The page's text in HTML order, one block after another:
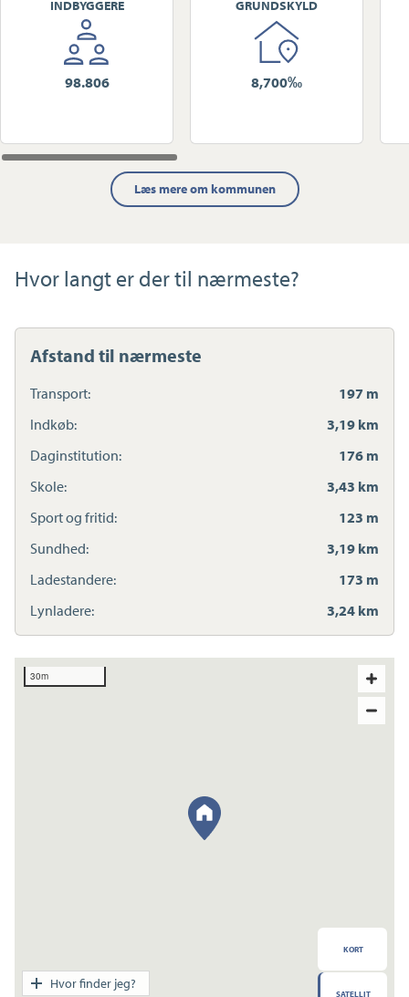
INDBYGGERE
98.806
GRUNDSKYLD
8,700‰
Læs mere om kommunen
Hvor langt er der til nærmeste?
Afstand til nærmeste
Transport:
197 m
Indkøb:
3,19 km
Daginstitution:
176 m
Skole:
3,43 km
Sport og fritid:
123 m
Sundhed:
3,19 km
Ladestandere:
173 m
Lynladere:
3,24 km
30m
KORT
SATELLIT
Hvor finder jeg?
Transport